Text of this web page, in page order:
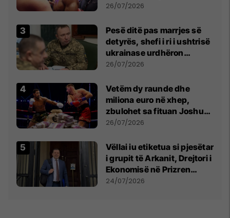
26/07/2026
Pesë ditë pas marrjes së
detyrës, shefi i ri i ushtrisë
ukrainase urdhëron
kontroll të madh
26/07/2026
Vetëm dy raunde dhe
miliona euro në xhep,
zbulohet sa fituan Joshua
e Prenga
26/07/2026
Vëllai iu etiketua si pjesëtar
i grupit të Arkanit, Drejtori i
Ekonomisë në Prizren
mohon pretendimet
24/07/2026